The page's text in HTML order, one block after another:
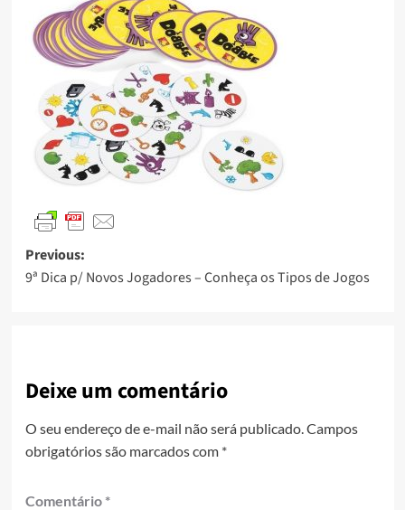
Previous:
9ª Dica p/ Novos Jogadores – Conheça os Tipos de Jogos
Deixe um comentário
O seu endereço de e-mail não será publicado. Campos
obrigatórios são marcados com *
Comentário *